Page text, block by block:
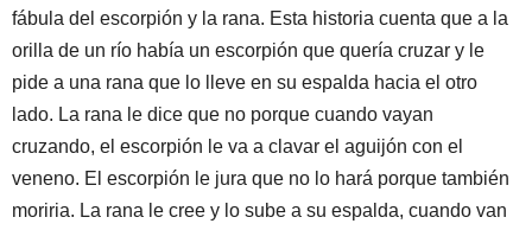
fábula del escorpión y la rana. Esta historia cuenta que a la
orilla de un río había un escorpión que quería cruzar y le
pide a una rana que lo lleve en su espalda hacia el otro
lado. La rana le dice que no porque cuando vayan
cruzando, el escorpión le va a clavar el aguijón con el
veneno. El escorpión le jura que no lo hará porque también
moriria. La rana le cree y lo sube a su espalda, cuando van